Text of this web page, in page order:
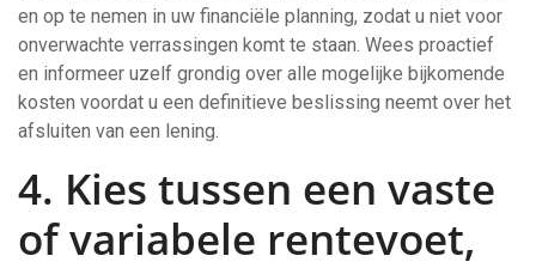
en op te nemen in uw financiële planning, zodat u niet voor
onverwachte verrassingen komt te staan. Wees proactief
en informeer uzelf grondig over alle mogelijke bijkomende
kosten voordat u een definitieve beslissing neemt over het
afsluiten van een lening.
4. Kies tussen een vaste
of variabele rentevoet,